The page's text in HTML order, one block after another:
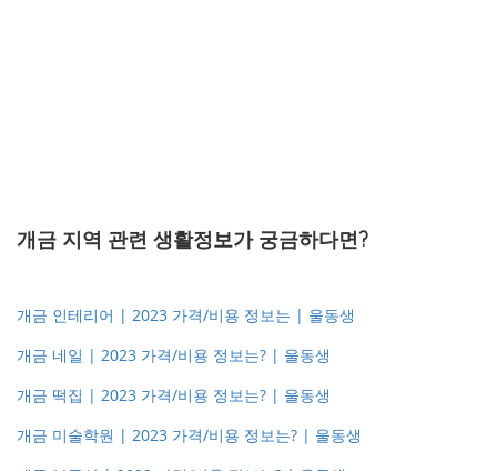
개금 지역 관련 생활정보가 궁금하다면?
개금 인테리어 | 2023 가격/비용 정보는 | 울동생
개금 네일 | 2023 가격/비용 정보는? | 울동생
개금 떡집 | 2023 가격/비용 정보는? | 울동생
개금 미술학원 | 2023 가격/비용 정보는? | 울동생